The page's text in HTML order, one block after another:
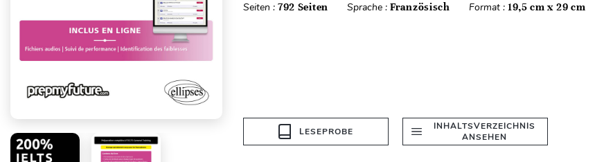
Seiten : 792 Seiten Sprache :Französisch Format : 19,5 cm x 29 cm
LESEPROBE
INHALTSVERZEICHNIS
ANSEHEN